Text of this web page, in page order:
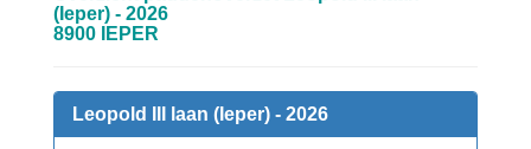
(Ieper) - 2026
8900 IEPER
Leopold III laan (Ieper) - 2026